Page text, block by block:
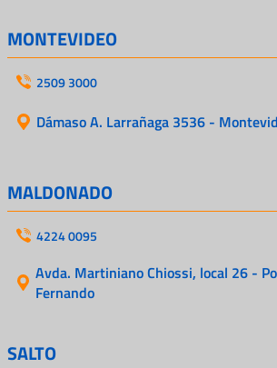
MONTEVIDEO
2509 3000
Dámaso A. Larrañaga 3536 -
MALDONADO
4224 0095
Avda. Martiniano Chiossi, local 26 -
Fernando
SALTO